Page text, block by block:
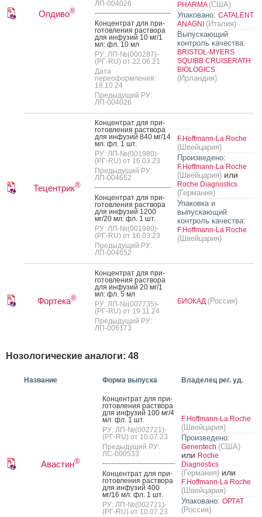
Опдиво®
ЛП-004026
Кон­цен­трат для при­
готов­ле­ния рас­тво­ра
для ин­фу­зий 10 мг/1
мл: фл. 10 мл
РУ: ЛП-№(000287)-
(РГ-RU) от 22.06.21
Дата
переоформления:
18.10.24
Предыдущий РУ:
ЛП-004026
PHARMA (США)
Упаковано: CATALENT
ANAGNI (Италия)
Выпускающий
контроль качества:
BRISTOL-MYERS
SQUIBB CRUISERATH
BIOLOGICS
(Ирландия)
Тецентрик®
Кон­цен­трат для при­
готов­ле­ния рас­тво­ра
для ин­фу­зий 840 мг/14
мл: фл. 1 шт.
РУ: ЛП-№(001980)-
(РГ-RU) от 16.03.23
Предыдущий РУ:
ЛП-004652
Кон­цен­трат для при­
готов­ле­ния рас­тво­ра
для ин­фу­зий 1200
мг/20 мл: фл. 1 шт.
РУ: ЛП-№(001980)-
(РГ-RU) от 16.03.23
Предыдущий РУ:
ЛП-004652
F.Hoffmann-La Roche
(Швейцария)
Произведено:
F.Hoffmann-La Roche
(Швейцария) или
Roche Diagnostics
(Германия)
Упаковка и
выпускающий
контроль качества:
F.Hoffmann-La Roche
(Швейцария)
Фортека®
Кон­цен­трат для при­
готов­ле­ния рас­тво­ра
для ин­фу­зий 20 мг/1
мл: фл. 5 мл
РУ: ЛП-№(007735)-
(РГ-RU) от 19.11.24
Предыдущий РУ:
ЛП-006173
БИОКАД (Россия)
Нозологические аналоги: 48
Название Форма выпуска Владелец рег. уд.
Авастин®
Кон­цен­трат для при­
готов­ле­ния рас­тво­ра
для ин­фу­зий 100 мг/4
мл: фл. 1 шт.
РУ: ЛП-№(002721)-
(РГ-RU) от 10.07.23
Предыдущий РУ:
ЛС-000533
Кон­цен­трат для при­
готов­ле­ния рас­тво­ра
для ин­фу­зий 400
мг/16 мл: фл. 1 шт.
РУ: ЛП-№(002721)-
(РГ-RU) от 10.07.23
F.Hoffmann-La Roche
(Швейцария)
Произведено:
Genentech (США)
или Roche
Diagnostics
(Германия) или
F.Hoffmann-La Roche
(Швейцария)
Упаковано: ОРТАТ
(Россия)